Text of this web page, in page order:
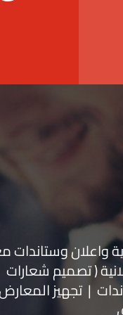
واعلان وستاندات
( تصميم
| تجهيز